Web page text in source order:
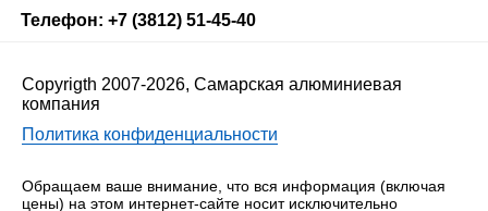
Телефон: +7 (3812) 51-45-40
Copyrigth 2007-2026, Самарская алюминиевая
компания
Политика конфиденциальности
Обращаем ваше внимание, что вся информация (включая
цены) на этом интернет-сайте носит исключительно